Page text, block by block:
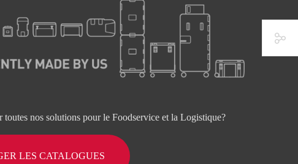
toutes nos solutions pour le Foodservice et la Logistique?
LES CATALOGUES